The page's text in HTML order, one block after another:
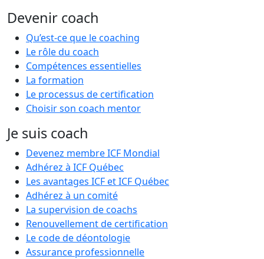
Devenir coach
Qu’est-ce que le coaching
Le rôle du coach
Compétences essentielles
La formation
Le processus de certification
Choisir son coach mentor
Je suis coach
Devenez membre ICF Mondial
Adhérez à ICF Québec
Les avantages ICF et ICF Québec
Adhérez à un comité
La supervision de coachs
Renouvellement de certification
Le code de déontologie
Assurance professionnelle